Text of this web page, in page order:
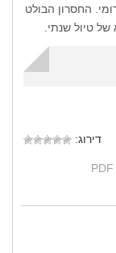
החסרון הבולט
של טיול שנתי.
דירוג: